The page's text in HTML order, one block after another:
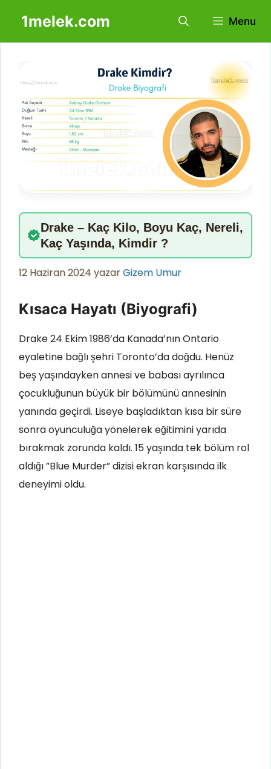
1melek.com Menu
Drake – Kaç Kilo, Boyu Kaç, Nereli,
Kaç Yaşında, Kimdir ?
12 Haziran 2024yazarGizem Umur
Kısaca Hayatı (Biyografi)
Drake 24 Ekim 1986’da Kanada’nın Ontario
eyaletine bağlı şehri Toronto’da doğdu. Henüz
beş yaşındayken annesi ve babası ayrılınca
çocukluğunun büyük bir bölümünü annesinin
yanında geçirdi. Liseye başladıktan kısa bir süre
sonra oyunculuğa yönelerek eğitimini yarıda
bırakmak zorunda kaldı. 15 yaşında tek bölüm rol
aldığı ”Blue Murder” dizisi ekran karşısında ilk
deneyimi oldu.